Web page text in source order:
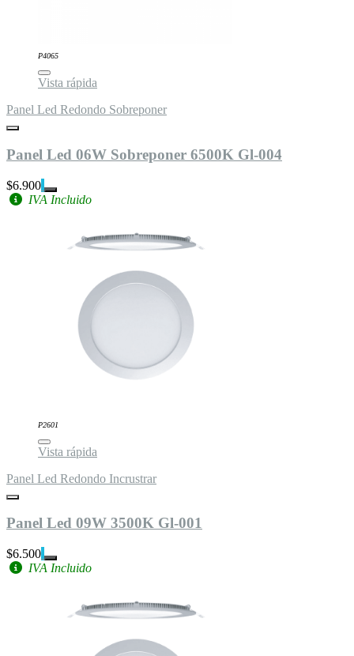
P4065
Vista rápida
Panel Led Redondo Sobreponer
Panel Led 06W Sobreponer 6500K Gl-004
$6.900
IVA Incluido
P2601
Vista rápida
Panel Led Redondo Incrustrar
Panel Led 09W 3500K Gl-001
$6.500
IVA Incluido